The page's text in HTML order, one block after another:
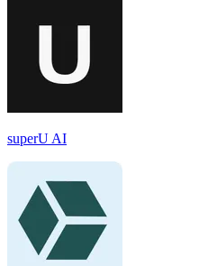
superU AI